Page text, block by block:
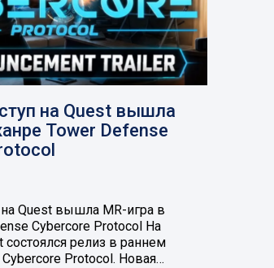
на Quest вышла
Tower Defense
на Quest вышла MR-игра в
Cybercore Protocol На
состоялся релиз в раннем
Protocol. Новая…